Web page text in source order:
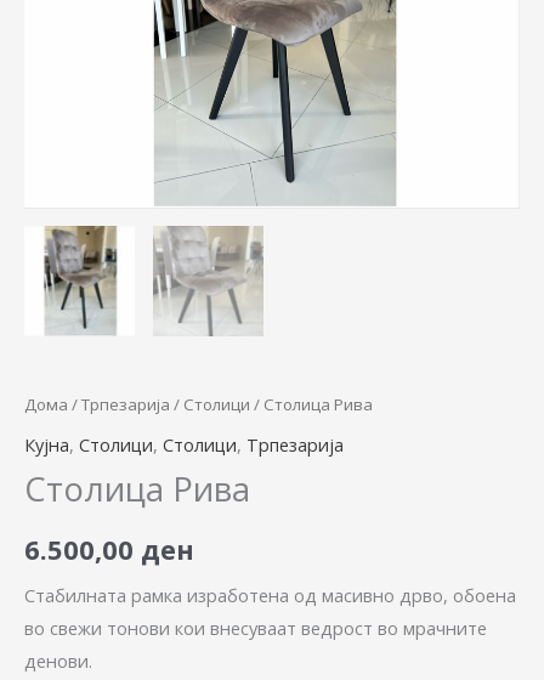
Дома /Трпезарија / Столици / Столица Рива
Кујна, Столици, Столици, Трпезарија
Столица Рива
6.500,00 ден
Стабилната рамка изработена од масивно дрво, обоена
во свежи тонови кои внесуваат ведрост во мрачните
денови.